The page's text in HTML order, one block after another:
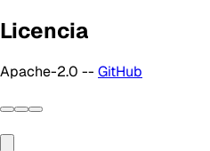
Licencia
Apache-2.0 -- GitHub